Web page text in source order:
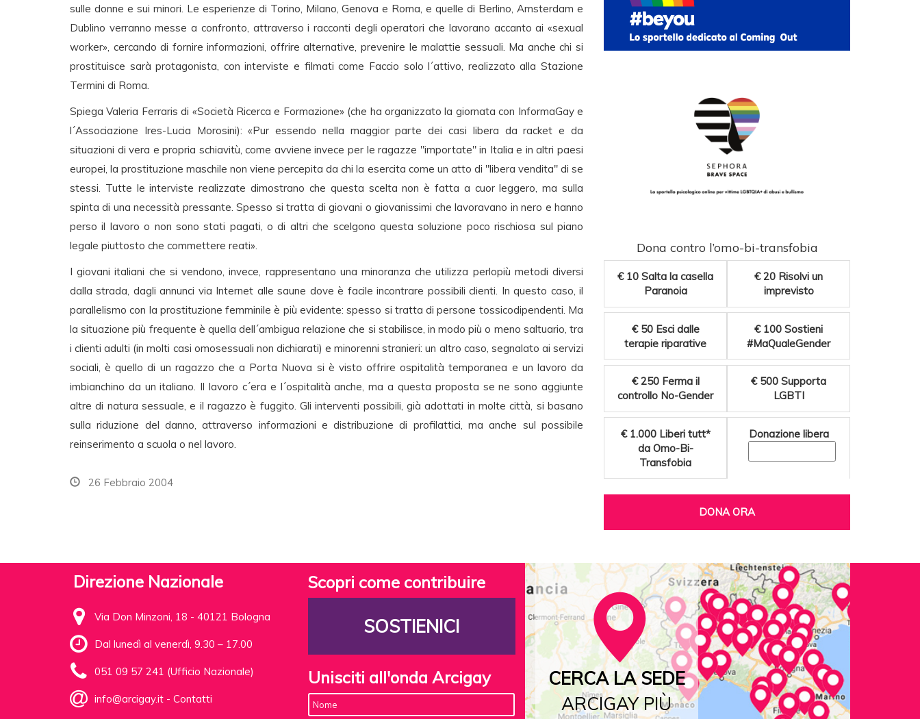
sulle donne e sui minori. Le esperienze di Torino, Milano, Genova e Roma, e quelle di Berlino, Amsterdam e
Dublino verranno messe a confronto, attraverso i racconti degli operatori che lavorano accanto ai «sexual
worker», cercando di fornire informazioni, offrire alternative, prevenire le malattie sessuali. Ma anche chi si
prostituisce sarà protagonista, con interviste e filmati come Faccio solo l´attivo, realizzato alla Stazione
Termini di Roma.
Spiega Valeria Ferraris di «Società Ricerca e Formazione» (che ha organizzato la giornata con InformaGay e
l´Associazione Ires-Lucia Morosini): «Pur essendo nella maggior parte dei casi libera da racket e da
situazioni di vera e propria schiavitù, come avviene invece per le ragazze "importate" in Italia e in altri paesi
europei, la prostituzione maschile non viene percepita da chi la esercita come un atto di "libera vendita" di se
stessi. Tutte le interviste realizzate dimostrano che questa scelta non è fatta a cuor leggero, ma sulla
spinta di una necessità pressante. Spesso si tratta di giovani o giovanissimi che lavoravano in nero e hanno
perso il lavoro o non sono stati pagati, o di altri che scelgono questa soluzione poco rischiosa sul piano
legale piuttosto che commettere reati».
I giovani italiani che si vendono, invece, rappresentano una minoranza che utilizza perlopiù metodi diversi
dalla strada, dagli annunci via Internet alle saune dove è facile incontrare possibili clienti. In questo caso, il
parallelismo con la prostituzione femminile è più evidente: spesso si tratta di persone tossicodipendenti. Ma
la situazione più frequente è quella dell´ambigua relazione che si stabilisce, in modo più o meno saltuario, tra
i clienti adulti (in molti casi omosessuali non dichiarati) e minorenni stranieri: un altro caso, segnalato ai servizi
sociali, è quello di un ragazzo che a Porta Nuova si è visto offrire ospitalità temporanea e un lavoro da
imbianchino da un italiano. Il lavoro c´era e l´ospitalità anche, ma a questa proposta se ne sono aggiunte
altre di natura sessuale, e il ragazzo è fuggito. Gli interventi possibili, già adottati in molte città, si basano
sulla riduzione del danno, attraverso informazioni e distribuzione di profilattici, ma anche sul possibile
reinserimento a scuola o nel lavoro.
26 Febbraio 2004
Dona contro l’omo-bi-transfobia
€ 10 Salta la casella
Paranoia
€ 20 Risolvi un
imprevisto
€ 50 Esci dalle
terapie riparative
€ 100 Sostieni
#MaQualeGender
€ 250 Ferma il
controllo No-Gender
€ 500 Supporta
LGBTI
€ 1.000 Liberi tutt*
da Omo-Bi-
Transfobia
Donazione libera
DONA ORA
Direzione Nazionale
Via Don Minzoni, 18 - 40121 Bologna
Dal lunedì al venerdì, 9.30 – 17.00
051 09 57 241 (Ufficio Nazionale)
info@arcigay.it - Contatti
Scopri come contribuire
SOSTIENICI
Unisciti all'onda Arcigay
CERCA LA SEDE
ARCIGAY PIÙ